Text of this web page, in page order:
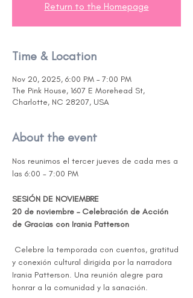
Return to the Homepage
Time & Location
Nov 20, 2025, 6:00 PM – 7:00 PM
The Pink House, 1607 E Morehead St,
Charlotte, NC 28207, USA
About the event
Nos reunimos el tercer jueves de cada mes a
las 6:00 - 7:00 PM
SESIÓN DE NOVIEMBRE
20 de noviembre – Celebración de Acción
de Gracias con Irania Patterson
y conexión cultural dirigida por la narradora
Irania Patterson. Una reunión alegre para
honrar a la comunidad y la sanación.